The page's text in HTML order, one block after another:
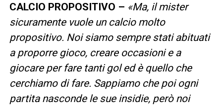
CALCIO PROPOSITIVO – «Ma, il mister
sicuramente vuole un calcio molto
propositivo. Noi siamo sempre stati abituati
a proporre gioco, creare occasioni e a
giocare per fare tanti gol ed è quello che
cerchiamo di fare. Sappiamo che poi ogni
partita nasconde le sue insidie, però noi